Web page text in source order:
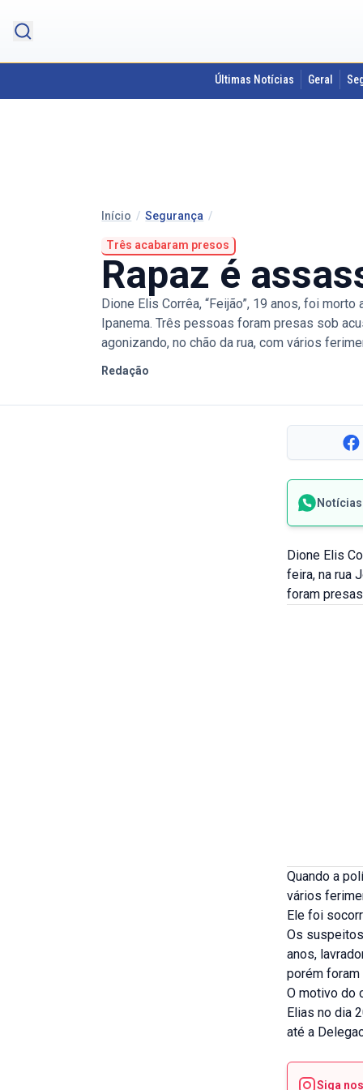
Últimas Notícias Geral
Início /Segurança /
Três acabaram presos
Rapaz é
Dione Elis Corrêa, “Feijão”, 19 anos, foi
Ipanema. Três pessoas foram presas sob
agonizando, no chão da rua, com vários
Redação
Dione Elis
feira, na rua
foram
Quando a
vários
Ele foi
Os
anos,
porém
O motivo do
Elias no dia
até a
Siga